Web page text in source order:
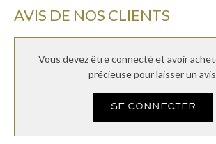
AVIS DE NOS CLIENTS
Vous devez être connecté et avoir
précieuse pour laisser un
SE CONNECTER